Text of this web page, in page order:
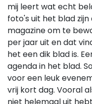
mij leert wat echt
foto's uit het blad
magazine om te
per jaar uit en dat
het een dik blad is.
agenda in het blad.
voor een leuk
vrij kort dag. Vooral